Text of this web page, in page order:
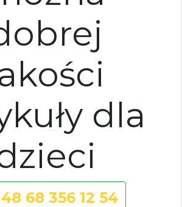
dla
68 356 12 54